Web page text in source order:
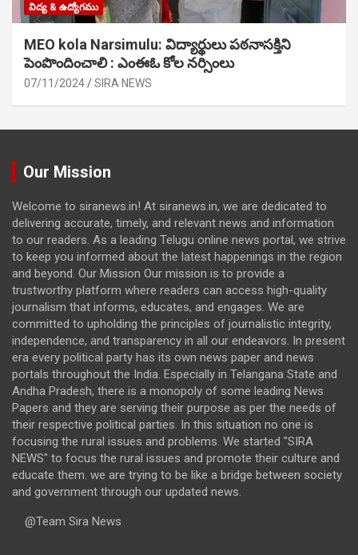
విద్య & ఉద్యోగము
MEO kola Narsimulu: విద్యార్థులు పఠ‌నాసక్తిని
పెంపొందించాలి : ఎంఈఓ కోల నర్సింలు
07/11/2024 SIRA NEWS
Our Mission
Welcome to siranews.in! At siranews.in, we are dedicated to
delivering accurate, timely, and relevant news and information
to our readers. As a leading Telugu online news portal, we strive
to keep you informed about the latest happenings in the region
and beyond. Our Mission Our mission is to provide a
trustworthy platform where readers can access high-quality
journalism that informs, educates, and engages. We are
committed to upholding the principles of journalistic integrity,
independence, and transparency in all our endeavors. In present
era every political party has its own news paper and news
portals throughout the India. Especially in Telangana State and
Andha Pradesh, there is a monopoly of some leading News
Papers and they are serving their purpose as per the needs of
their respective political parties. In this situation no one is
focusing the rural issues and problems. We started "SIRA
NEWS" to focus the rural issues and promote their culture and
educate them. we are trying to be like a bridge between society
and government through our updated news.
@Team Sira News